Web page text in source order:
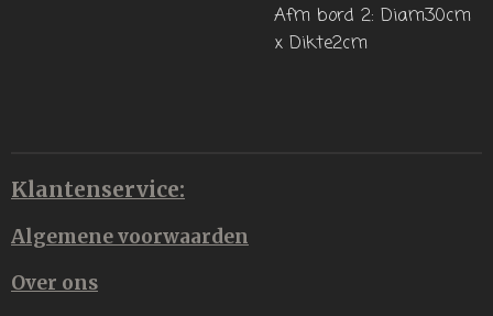
Afm bord 2: Diam30cm
x Dikte2cm
Klantenservice:
Algemene voorwaarden
Over ons